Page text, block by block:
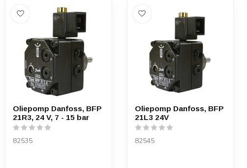
Oliepomp Danfoss, BFP
21R3, 24 V, 7 - 15 bar
82535
Oliepomp Danfoss, BFP
21L3 24V
82545